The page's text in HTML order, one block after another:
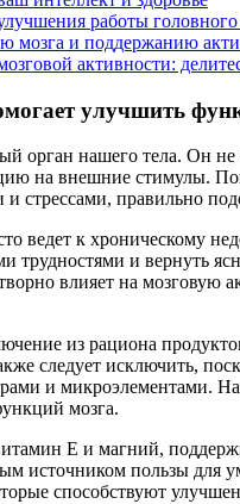
работы головного
и поддержанию
активности:
улучшить
орган нашего тела. Он не
на внешние стимулы.
стрессами, правильно
ведет к хроническому
трудностями и вернуть
влияет на мозговую
из рациона
следует исключить,
и микроэлементами.
мозга.
Е и магний,
источником пользы для
способствуют